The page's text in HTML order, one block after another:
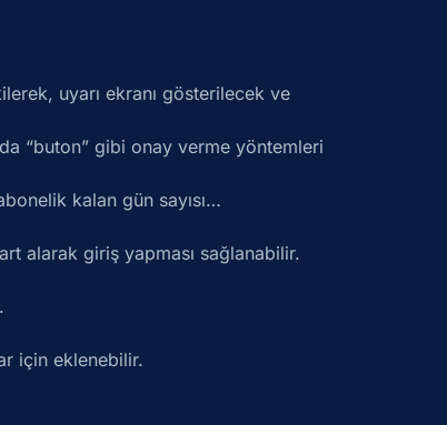
uyarı ekranı gösterilecek ve
“buton” gibi onay verme yöntemleri
kalan gün sayısı…
alarak giriş yapması sağlanabilir.
için eklenebilir.